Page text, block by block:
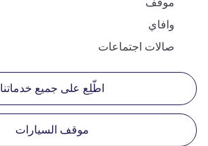
وافاي
صالات اجتماعات
اطّلِع على جميع خدماتنا
موقف السيارات